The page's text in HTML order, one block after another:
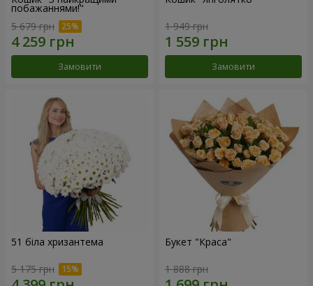
побажаннями!"
5 679 грн
Замовити
1 949 грн
Замовити
51 біла хризантема
5 175 грн
Букет "Краса"
1 888 грн